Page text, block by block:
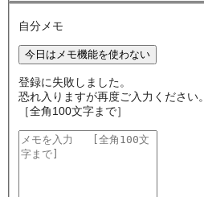
自分メモ
今日はメモ機能を使わない
登録に失敗しました。
恐れ入りますが再度ご入力ください。
［全角100文字まで］